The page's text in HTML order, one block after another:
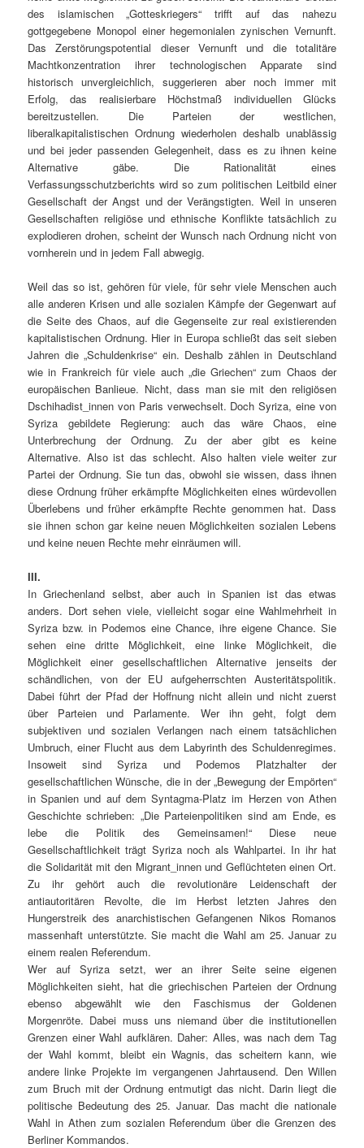
des islamischen „Gotteskriegers“ trifft auf das nahezu
gottgegebene Monopol einer hegemonialen zynischen Vernunft.
Das Zerstörungspotential dieser Vernunft und die totalitäre
Machtkonzentration ihrer technologischen Apparate sind
historisch unvergleichlich, suggerieren aber noch immer mit
Erfolg, das realisierbare Höchstmaß individuellen Glücks
bereitzustellen. Die Parteien der westlichen,
liberalkapitalistischen Ordnung wiederholen deshalb unablässig
und bei jeder passenden Gelegenheit, dass es zu ihnen keine
Alternative gäbe. Die Rationalität eines
Verfassungsschutzberichts wird so zum politischen Leitbild einer
Gesellschaft der Angst und der Verängstigten. Weil in unseren
Gesellschaften religiöse und ethnische Konflikte tatsächlich zu
explodieren drohen, scheint der Wunsch nach Ordnung nicht von
vornherein und in jedem Fall abwegig.
Weil das so ist, gehören für viele, für sehr viele Menschen auch
alle anderen Krisen und alle sozialen Kämpfe der Gegenwart auf
die Seite des Chaos, auf die Gegenseite zur real existierenden
kapitalistischen Ordnung. Hier in Europa schließt das seit sieben
Jahren die „Schuldenkrise“ ein. Deshalb zählen in Deutschland
wie in Frankreich für viele auch „die Griechen“ zum Chaos der
europäischen Banlieue. Nicht, dass man sie mit den religiösen
Dschihadist_innen von Paris verwechselt. Doch Syriza, eine von
Syriza gebildete Regierung: auch das wäre Chaos, eine
Unterbrechung der Ordnung. Zu der aber gibt es keine
Alternative. Also ist das schlecht. Also halten viele weiter zur
Partei der Ordnung. Sie tun das, obwohl sie wissen, dass ihnen
diese Ordnung früher erkämpfte Möglichkeiten eines würdevollen
Überlebens und früher erkämpfte Rechte genommen hat. Dass
sie ihnen schon gar keine neuen Möglichkeiten sozialen Lebens
und keine neuen Rechte mehr einräumen will.
III.
In Griechenland selbst, aber auch in Spanien ist das etwas
anders. Dort sehen viele, vielleicht sogar eine Wahlmehrheit in
Syriza bzw. in Podemos eine Chance, ihre eigene Chance. Sie
sehen eine dritte Möglichkeit, eine linke Möglichkeit, die
Möglichkeit einer gesellschaftlichen Alternative jenseits der
schändlichen, von der EU aufgeherrschten Austeritätspolitik.
Dabei führt der Pfad der Hoffnung nicht allein und nicht zuerst
über Parteien und Parlamente. Wer ihn geht, folgt dem
subjektiven und sozialen Verlangen nach einem tatsächlichen
Umbruch, einer Flucht aus dem Labyrinth des Schuldenregimes.
Insoweit sind Syriza und Podemos Platzhalter der
gesellschaftlichen Wünsche, die in der „Bewegung der Empörten“
in Spanien und auf dem Syntagma-Platz im Herzen von Athen
Geschichte schrieben: „Die Parteienpolitiken sind am Ende, es
lebe die Politik des Gemeinsamen!“ Diese neue
Gesellschaftlichkeit trägt Syriza noch als Wahlpartei. In ihr hat
die Solidarität mit den Migrant_innen und Geflüchteten einen Ort.
Zu ihr gehört auch die revolutionäre Leidenschaft der
antiautoritären Revolte, die im Herbst letzten Jahres den
Hungerstreik des anarchistischen Gefangenen Nikos Romanos
massenhaft unterstützte. Sie macht die Wahl am 25. Januar zu
einem realen Referendum.
Wer auf Syriza setzt, wer an ihrer Seite seine eigenen
Möglichkeiten sieht, hat die griechischen Parteien der Ordnung
ebenso abgewählt wie den Faschismus der Goldenen
Morgenröte. Dabei muss uns niemand über die institutionellen
Grenzen einer Wahl aufklären. Daher: Alles, was nach dem Tag
der Wahl kommt, bleibt ein Wagnis, das scheitern kann, wie
andere linke Projekte im vergangenen Jahrtausend. Den Willen
zum Bruch mit der Ordnung entmutigt das nicht. Darin liegt die
politische Bedeutung des 25. Januar. Das macht die nationale
Wahl in Athen zum sozialen Referendum über die Grenzen des
Berliner Kommandos.